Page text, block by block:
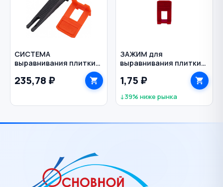
СИСТЕМА
выравнивания плитки
СВП зажимы и клинья
2,0 мм 100 шт FARTON
235,78 ₽
ЗАЖИМ для
выравнивания плитки
1,75 ₽
↓39% ниже рынка